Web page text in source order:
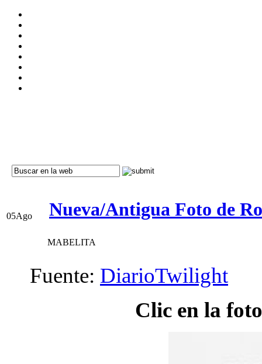
05Ago Nueva/Antigua Foto de
MABELITA
Fuente: DiarioTwilight
Clic en la